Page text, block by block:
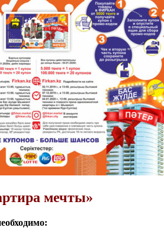
мечты»